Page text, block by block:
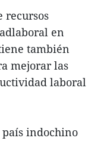
recursos
en
también
mejorar las
laboral
indochino